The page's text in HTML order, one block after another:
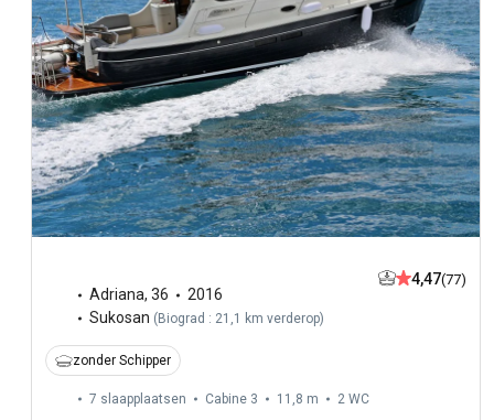
Adriana, 36
2016
Sukosan ( Biograd : 21,1 km verderop)
4,47(77)
zonder Schipper
7 slaapplaatsen Cabine 3 11,8 m 2 WC